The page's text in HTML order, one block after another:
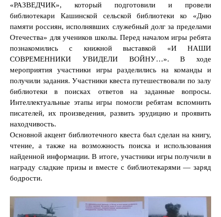
«РАЗВЕДЧИК», который подготовили и провели
библиотекари Кашинской сельской библиотеки ко «Дню
памяти россиян, исполнявших служебный долг за пределами
Отечества» для учеников школы. Перед началом игры ребята
познакомились с книжной выставкой «И НАШИ
СОВРЕМЕННИКИ УВИДЕЛИ ВОЙНУ…». В ходе
мероприятия участники игры разделились на команды и
получили задания. Участники квеста путешествовали по залу
библиотеки в поисках ответов на заданные вопросы.
Интеллектуальные этапы игры помогли ребятам вспомнить
писателей, их произведения, развить эрудицию и проявить
находчивость.
Основной акцент библиотечного квеста был сделан на книгу,
чтение, а также на возможность поиска и использования
найденной информации. В итоге, участники игры получили в
награду сладкие призы и вместе с библиотекарями — заряд
бодрости.